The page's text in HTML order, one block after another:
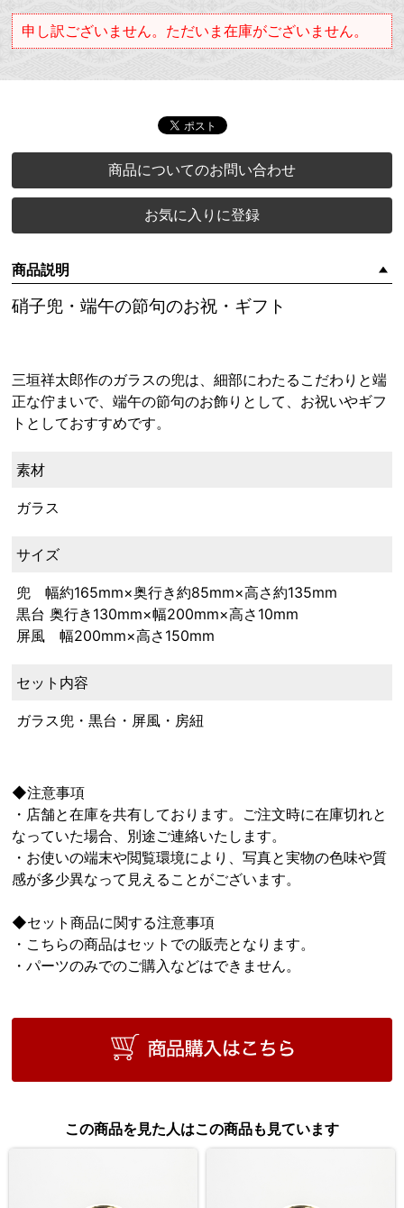
申し訳ございません。ただいま在庫がございません。
商品についてのお問い合わせ
お気に入りに登録
商品説明
硝子兜・端午の節句のお祝・ギフト
三垣祥太郎作のガラスの兜は、細部にわたるこだわりと端
正な佇まいで、端午の節句のお飾りとして、お祝いやギフ
トとしておすすめです。
素材
ガラス
サイズ
兜 幅約165mm×奥行き約85mm×高さ約135mm
黒台 奥行き130mm×幅200mm×高さ10mm
屏風 幅200mm×高さ150mm
セット内容
ガラス兜・黒台・屏風・房紐
◆注意事項
・店舗と在庫を共有しております。ご注文時に在庫切れと
なっていた場合、別途ご連絡いたします。
・お使いの端末や閲覧環境により、写真と実物の色味や質
感が多少異なって見えることがございます。
◆セット商品に関する注意事項
・こちらの商品はセットでの販売となります。
・パーツのみでのご購入などはできません。
この商品を見た人はこの商品も見ています